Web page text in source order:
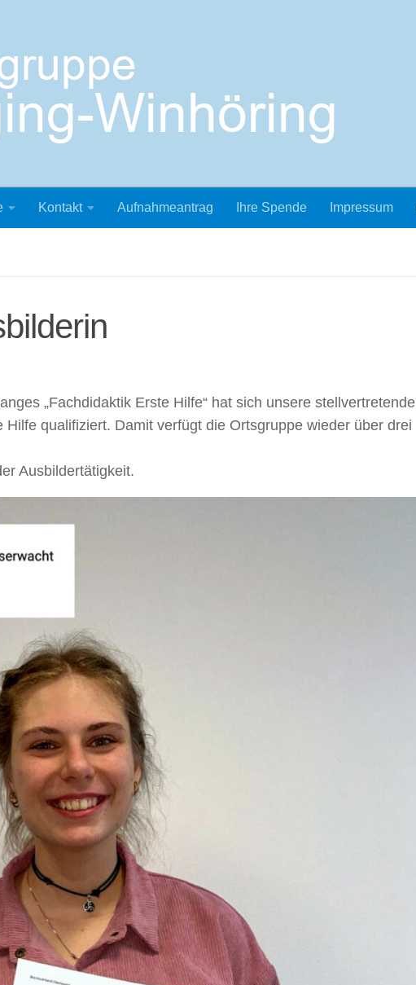
Kontakt Aufnahmeantrag Ihre Spende Impressum
„Fachdidaktik Erste Hilfe“ hat sich unsere stellvertretende
qualifiziert. Damit verfügt die Ortsgruppe wieder über drei
Ausbildertätigkeit.